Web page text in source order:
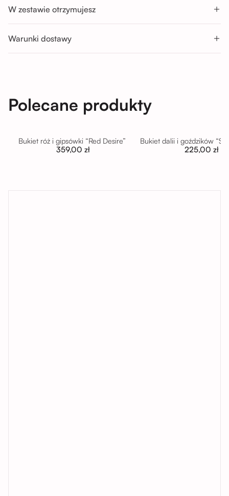
Godziny odbioru:
Pon-Sob : 11:00 - 14:00; 14:00 - 17:00; 17:00 - 20:00
Nd : 11:00 - 14:00; 14:00 - 17:00
W zestawie otrzymujesz
Warunki dostawy
Polecane produkty
Bukiet róż i gipsówki “Red Desire”
359,00 zł
Bukiet dalii i goździków
225,00 zł